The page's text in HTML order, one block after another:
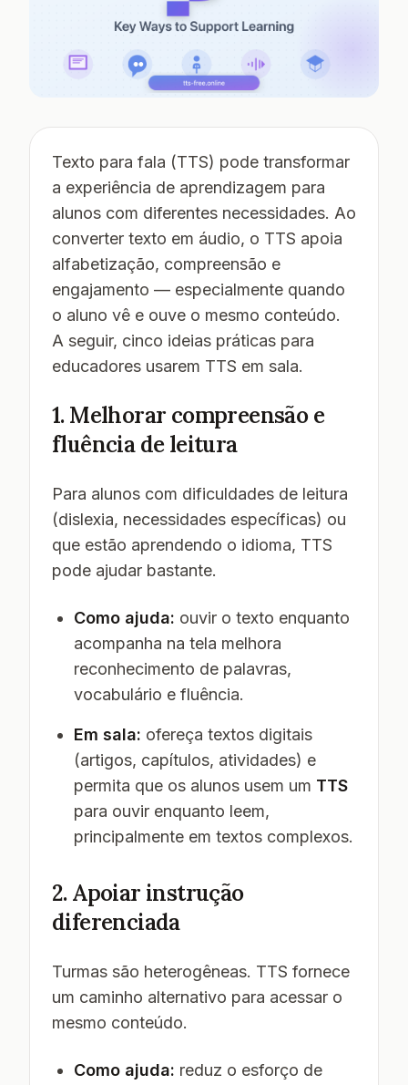
Texto para fala (TTS) pode transformar
a experiência de aprendizagem para
alunos com diferentes necessidades. Ao
converter texto em áudio, o TTS apoia
alfabetização, compreensão e
engajamento — especialmente quando
o aluno vê e ouve o mesmo conteúdo.
A seguir, cinco ideias práticas para
educadores usarem TTS em sala.
1. Melhorar compreensão e
fluência de leitura
Para alunos com dificuldades de leitura
(dislexia, necessidades específicas) ou
que estão aprendendo o idioma, TTS
pode ajudar bastante.
Como ajuda: ouvir o texto enquanto
acompanha na tela melhora
reconhecimento de palavras,
vocabulário e fluência.
Em sala: ofereça textos digitais
(artigos, capítulos, atividades) e
permita que os alunos usem um TTS
para ouvir enquanto leem,
principalmente em textos complexos.
2. Apoiar instrução
diferenciada
Turmas são heterogêneas. TTS fornece
um caminho alternativo para acessar o
mesmo conteúdo.
Como ajuda: reduz o esforço de